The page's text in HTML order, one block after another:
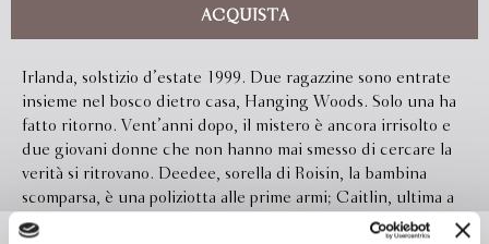
ACQUISTA
Irlanda, solstizio d’estate 1999. Due ragazzine sono entrate
insieme nel bosco dietro casa, Hanging Woods. Solo una ha
fatto ritorno. Vent’anni dopo, il mistero è ancora irrisolto e
due giovani donne che non hanno mai smesso di cercare la
verità si ritrovano. Deedee, sorella di Roisin, la bambina
scomparsa, è una poliziotta alle prime armi; Caitlin, ultima a
vedere Roisin, torna in Irlanda col carico di una vita allo